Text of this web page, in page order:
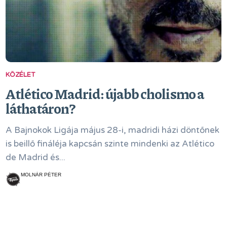
KÖZÉLET
Atlético Madrid: újabb cholismo a
láthatáron?
A Bajnokok Ligája május 28-i, madridi házi döntőnek
is beillő fináléja kapcsán szinte mindenki az Atlético
de Madrid és...
MOLNÁR PÉTER